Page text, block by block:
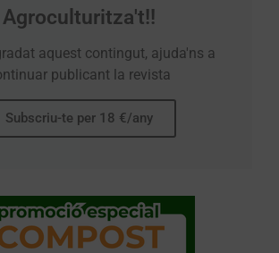
Agroculturitza't!!
aquest contingut, ajuda'ns a
publicant la revista
Subscriu-te per 18 €/any